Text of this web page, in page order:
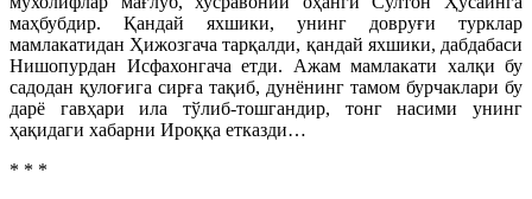
маҳбубдир. Қандай яхшики, унинг довруғи турклар
мамлакатидан Ҳижозгача тарқалди, қандай яхшики, дабдабаси
Нишопурдан Исфахонгача етди. Ажам мамлакати халқи бу
садодан қулоғига сирға тақиб, дунёнинг тамом бурчаклари бу
дарё гавҳари ила тўлиб-тошгандир, тонг насими унинг
ҳақидаги хабарни Ироққа етказди…
* * *